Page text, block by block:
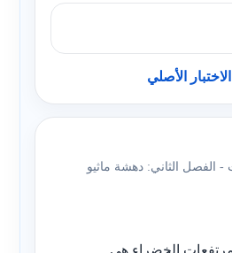
الأصلي
- الفصل الثاني: دهشة ماثيو